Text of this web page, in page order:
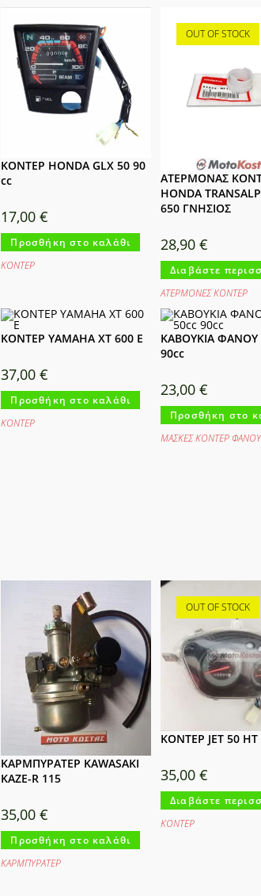
ΚΟΝΤΕΡ HONDA GLX 50 90
cc
17,00€
Προσθήκη στο καλάθι
ΚΟΝΤΕΡ
OUT OF STOCK
ΑΤΕΡΜΟΝΑΣ
HONDA
650 ΓΝΗΣΙΟΣ
28,90€
Διαβάστε
ΑΤΕΡΜΟΝΕΣ ΚΟΝΤΕΡ
ΚΟΝΤΕΡ YAMAHA XT 600 E
37,00€
Προσθήκη στο καλάθι
ΚΟΝΤΕΡ
ΚΑΒΟΥΚΙΑ ΦΑΝΟΥ
90cc
23,00€
Προσθήκη στο
ΜΑΣΚΕΣ ΚΟΝΤΕΡ
ΚΑΡΜΠΥΡΑΤΕΡ KAWASAKI
KAZE-R 115
35,00€
Προσθήκη στο καλάθι
ΚΑΡΜΠΥΡΑΤΕΡ
OUT OF STOCK
ΚΟΝΤΕΡ JET 50 HT
35,00€
Διαβάστε
ΚΟΝΤΕΡ